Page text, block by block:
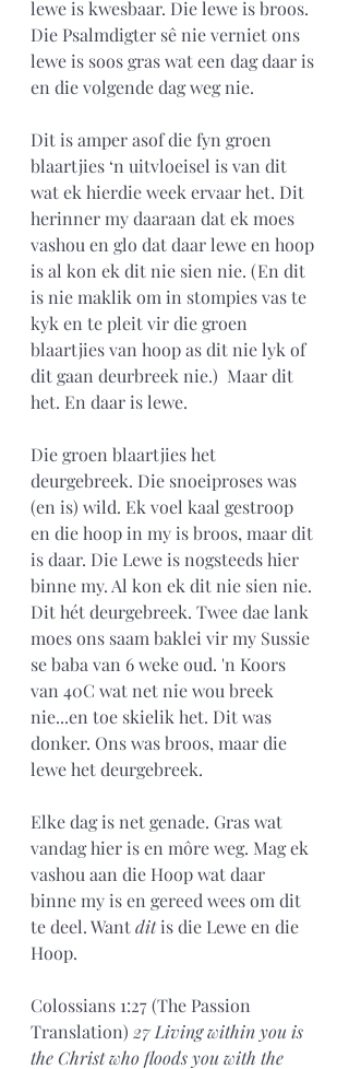
lewe is kwesbaar. Die lewe is broos.
Die Psalmdigter sê nie verniet ons
lewe is soos gras wat een dag daar is
en die volgende dag weg nie.
Dit is amper asof die fyn groen
blaartjies ‘n uitvloeisel is van dit
wat ek hierdie week ervaar het. Dit
herinner my daaraan dat ek moes
vashou en glo dat daar lewe en hoop
is al kon ek dit nie sien nie. (En dit
is nie maklik om in stompies vas te
kyk en te pleit vir die groen
blaartjies van hoop as dit nie lyk of
dit gaan deurbreek nie.)  Maar dit
het. En daar is lewe.
Die groen blaartjies het
deurgebreek. Die snoeiproses was
(en is) wild. Ek voel kaal gestroop
en die hoop in my is broos, maar dit
is daar. Die Lewe is nogsteeds hier
binne my. Al kon ek dit nie sien nie.
Dit hét deurgebreek. Twee dae lank
moes ons saam baklei vir my Sussie
se baba van 6 weke oud. 'n Koors
van 40C wat net nie wou breek
nie...en toe skielik het. Dit was
donker. Ons was broos, maar die
lewe het deurgebreek.
Elke dag is net genade. Gras wat
vandag hier is en môre weg. Mag ek
vashou aan die Hoop wat daar
binne my is en gereed wees om dit
te deel. Want dit is die Lewe en die
Hoop.
Colossians 1:27 (The Passion
Translation) 27 Living within you is
the Christ who floods you with the